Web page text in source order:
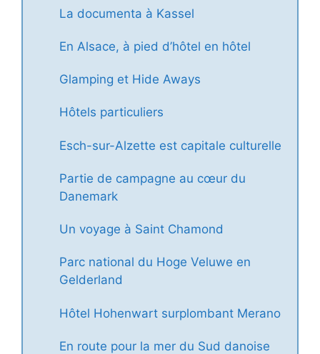
La documenta à Kassel
En Alsace, à pied d’hôtel en hôtel
Glamping et Hide Aways
Hôtels particuliers
Esch-sur-Alzette est capitale culturelle
Partie de campagne au cœur du
Danemark
Un voyage à Saint Chamond
Parc national du Hoge Veluwe en
Gelderland
Hôtel Hohenwart surplombant Merano
En route pour la mer du Sud danoise